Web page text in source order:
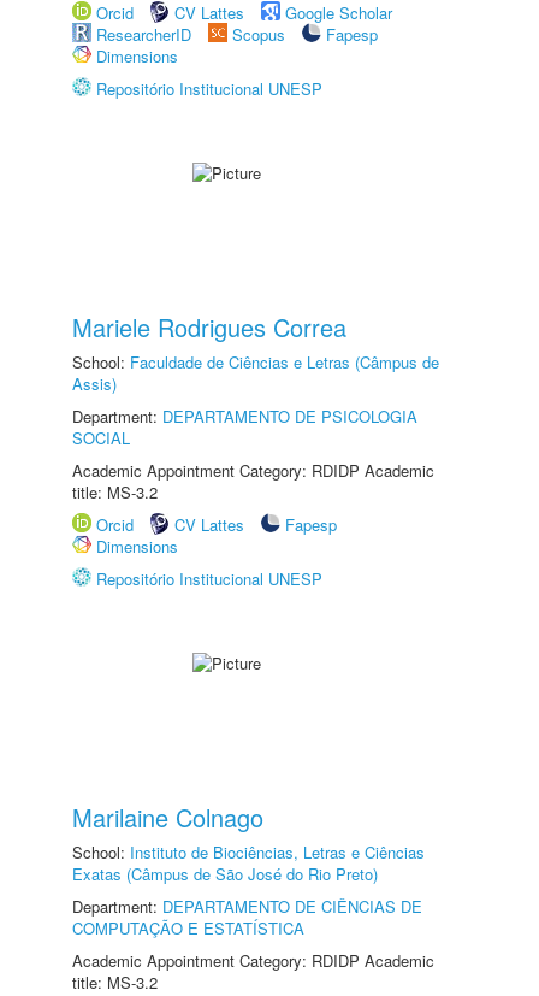
Orcid
CV Lattes
Google Scholar
ResearcherID
Scopus
Fapesp
Dimensions
Repositório Institucional UNESP
Mariele Rodrigues Correa
School: Faculdade de Ciências e Letras (Câmpus de
Assis)
Department: DEPARTAMENTO DE PSICOLOGIA
SOCIAL
Academic Appointment Category: RDIDP Academic
title: MS-3.2
Orcid
CV Lattes
Fapesp
Dimensions
Repositório Institucional UNESP
Marilaine Colnago
School: Instituto de Biociências, Letras e Ciências
Exatas (Câmpus de São José do Rio Preto)
Department: DEPARTAMENTO DE CIÊNCIAS DE
COMPUTAÇÃO E ESTATÍSTICA
Academic Appointment Category: RDIDP Academic
title: MS-3.2